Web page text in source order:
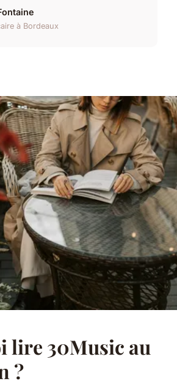
à Bordeaux
lire 30Music au
?